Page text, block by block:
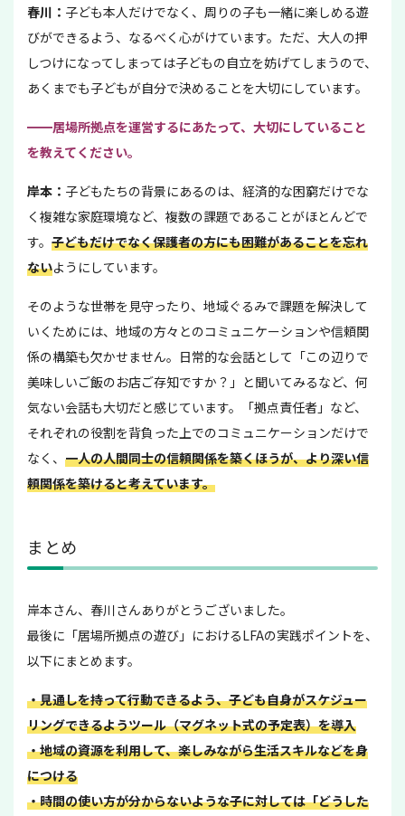
春川： 子ども本人だけでなく、周りの子も一緒に楽しめる遊
びができるよう、なるべく心がけています。ただ、大人の押
しつけになってしまっては子どもの自立を妨げてしまうので、
あくまでも子どもが自分で決めることを大切にしています。
━━居場所拠点を運営するにあたって、大切にしていること
を教えてください。
岸本： 子どもたちの背景にあるのは、経済的な困窮だけでな
く複雑な家庭環境など、複数の課題であることがほとんどで
す。 子どもだけでなく保護者の方にも困難があることを忘れ
ないようにしています。
そのような世帯を見守ったり、地域ぐるみで課題を解決して
いくためには、地域の方々とのコミュニケーションや信頼関
係の構築も欠かせません。日常的な会話として「この辺りで
美味しいご飯のお店ご存知ですか？」と聞いてみるなど、何
気ない会話も大切だと感じています。「拠点責任者」など、
それぞれの役割を背負った上でのコミュニケーションだけで
なく、 一人の人間同士の信頼関係を築くほうが、より深い信
頼関係を築けると考えています。
まとめ
岸本さん、春川さんありがとうございました。
最後に「居場所拠点の遊び」におけるLFAの実践ポイントを、
以下にまとめます。
・見通しを持って行動できるよう、子ども自身がスケジュー
リングできるようツール（マグネット式の予定表）を導入
・地域の資源を利用して、楽しみながら生活スキルなどを身
につける
・時間の使い方が分からないような子に対しては「どうした